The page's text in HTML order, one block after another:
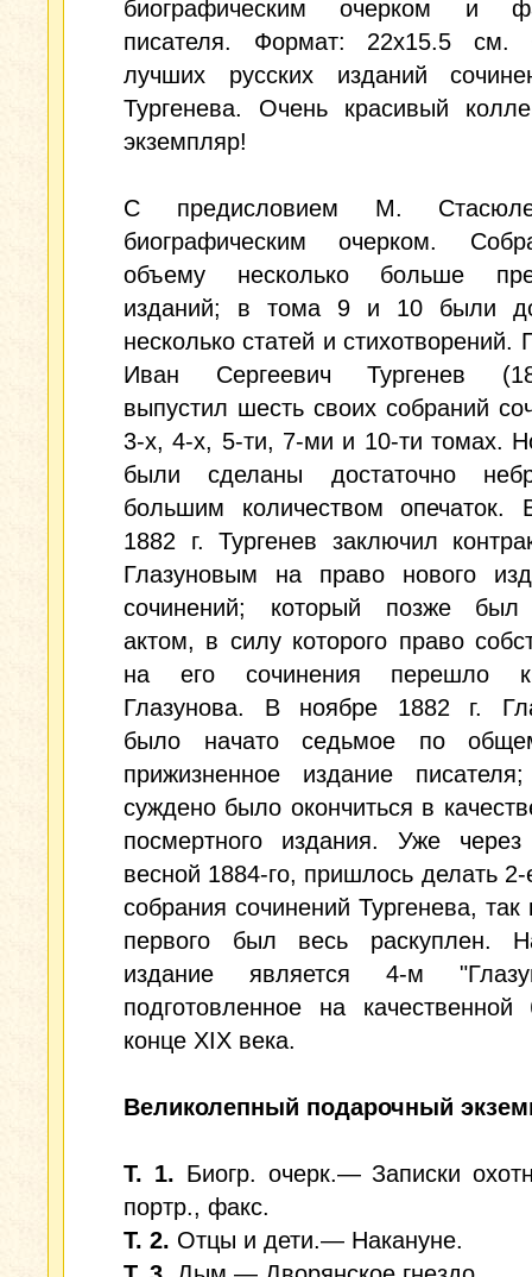
биографическим очерком и
писателя. Формат: 22x15.5
лучших русских изданий
Тургенева. Очень красивый
экземпляр!
C предисловием М.
биографическим очерком.
объему несколько больше
изданий; в тома 9 и 10 были
несколько статей и стихотворений.
Иван Сергеевич Тургенев
выпустил шесть своих собраний
3-х, 4-х, 5-ти, 7-ми и 10-ти томах.
были сделаны достаточно
большим количеством опечаток.
1882 г. Тургенев заключил
Глазуновым на право нового
сочинений; который позже был
актом, в силу которого право
на его сочинения перешло
Глазунова. В ноябре 1882 г.
было начато седьмое по
прижизненное издание
суждено было окончиться в
посмертного издания. Уже через
весной 1884-го, пришлось делать
собрания сочинений Тургенева, так
первого был весь раскуплен.
издание является 4-м
подготовленное на
конце XIX века.
Великолепный подарочный
Т. 1. Биогр. очерк.— Записки
портр., факс.
Т. 2. Отцы и дети.— Накануне.